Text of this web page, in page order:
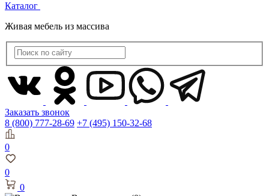
Каталог
Живая мебель из массива
Заказать звонок
8 (800) 777-28-69 +7 (495) 150-32-68
0
0
0